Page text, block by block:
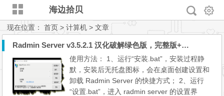
海边拾贝
现在位置：首页 > 计算机 > 文章
Radmin Server v3.5.2.1 汉化破解绿色版，完整版+精简版【20200924更新】
使用方法： 1、运行“安装.bat”，安装过程静
默，安装后无托盘图标，会在桌面创建设置和
卸载 Radmin Server 的快捷方式； 2、运行
“设置.bat”，进入 radmin server 的设置界